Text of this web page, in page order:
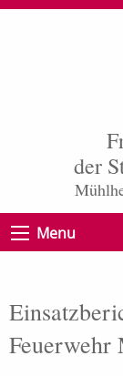
der
Menu
Feuerwehr